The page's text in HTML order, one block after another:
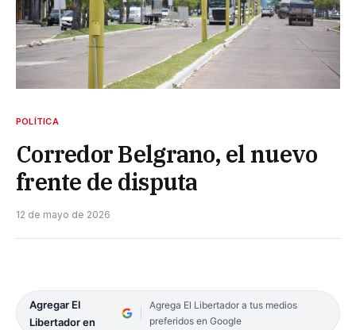
POLÍTICA
Corredor Belgrano, el nuevo
frente de disputa
12 de mayo de 2026
Agregar El
Libertador en
Agrega El Libertador a tus medios
preferidos en Google